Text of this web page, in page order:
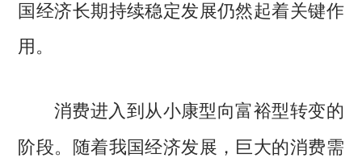
国经济长期持续稳定发展仍然起着关键作
用。
消费进入到从小康型向富裕型转变的
阶段。 随着我国经济发展，巨大的消费需